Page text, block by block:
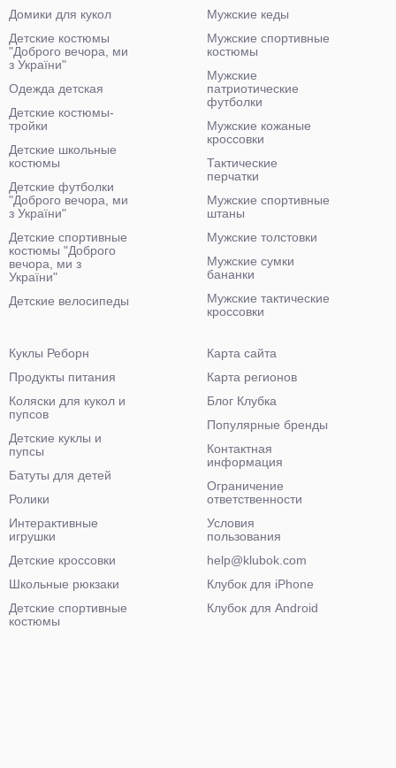
Домики для кукол
Детские костюмы
"Доброго вечора, ми
з України"
Одежда детская
Детские костюмы-
тройки
Детские школьные
костюмы
Детские футболки
"Доброго вечора, ми
з України"
Детские спортивные
костюмы "Доброго
вечора, ми з
України"
Детские велосипеды
Мужские кеды
Мужские спортивные
костюмы
Мужские
патриотические
футболки
Мужские кожаные
кроссовки
Тактические
перчатки
Мужские спортивные
штаны
Мужские толстовки
Мужские сумки
бананки
Мужские тактические
кроссовки
Куклы Реборн
Продукты питания
Коляски для кукол и
пупсов
Детские куклы и
пупсы
Батуты для детей
Ролики
Интерактивные
игрушки
Детские кроссовки
Школьные рюкзаки
Детские спортивные
костюмы
Карта сайта
Карта регионов
Блог Клубка
Популярные бренды
Контактная
информация
Ограничение
ответственности
Условия
пользования
help@klubok.com
Клубок для iPhone
Клубок для Android